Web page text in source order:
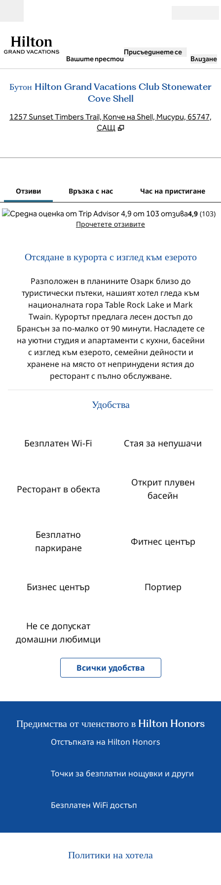
Вашите престои
Присъединете се
Влизане
Бутон Hilton Grand Vacations Club Stonewater
Cove Shell
1257 Sunset Timbers Trail, Копче на Shell, Мисури, 65747,
САЩ
Отзиви Връзка с нас Час на пристигане
4,9 (103)
Прочетете отзивите
Отсядане в курорта с изглед към езерото
Разположен в планините Озарк близо до
туристически пътеки, нашият хотел гледа към
националната гора Table Rock Lake и Mark
Twain. Курортът предлага лесен достъп до
Брансън за по-малко от 90 минути. Насладете се
на уютни студия и апартаменти с кухни, басейни
с изглед към езерото, семейни дейности и
хранене на място от непринудени ястия до
ресторант с пълно обслужване.
Удобства
Безплатен Wi-Fi Стая за непушачи
Ресторант в обекта
Открит плувен
басейн
Безплатно
паркиране
Фитнес център
Бизнес център Портиер
Не се допускат
домашни любимци
Всички удобства
Предимства от членството в Hilton Honors
Отстъпката на Hilton Honors
Точки за безплатни нощувки и други
Безплатен WiFi достъп
Политики на хотела